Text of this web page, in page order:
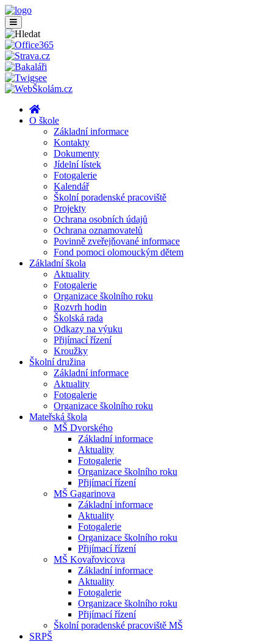
O škole
Základní informace
Kontakty
Dokumenty
Jídelní lístek
Fotogalerie
Kalendář
Školní poradenské pracoviště
Projekty
Ochrana osobních údajů
Ochrana oznamovatelů
Povinně zveřejňované informace
Fond pomoci olomouckým dětem
Základní škola
Aktuality
Fotogalerie
Organizace školního roku
Rozvrh hodin
Školská rada
Odkazy na výuku
Přijímací řízení
Kroužky
Školní družina
Základní informace
Aktuality
Fotogalerie
Organizace školního roku
Mateřská škola
MŠ Dvorského
Základní informace
Aktuality
Fotogalerie
Organizace školního roku
Přijímací řízení
MŠ Gagarinova
Základní informace
Aktuality
Fotogalerie
Organizace školního roku
Přijímací řízení
MŠ Kovařovicova
Základní informace
Aktuality
Fotogalerie
Organizace školního roku
Přijímací řízení
Školní poradenské pracoviště MŠ
SRPŠ